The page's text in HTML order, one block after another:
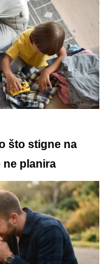
što stigne na
ne planira